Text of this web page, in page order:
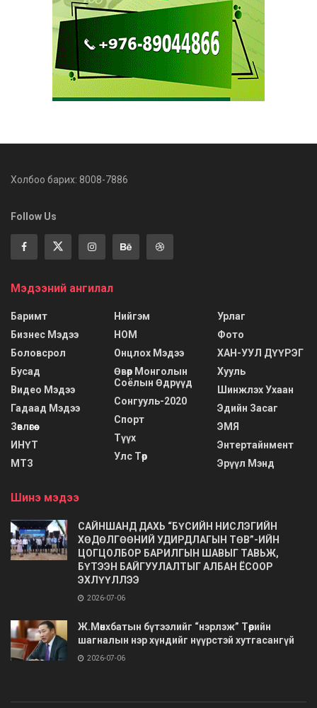
Холбоо барих: 8008-7886
Follow Us
Мэдээний ангилал
Баримт
Бизнес Мэдээ
Боловсрол
Бусад
Видео Мэдээ
Гадаад Мэдээ
Зөвлөгөө
ИНҮТ
МТЗ
Нийгэм
НОМ
Онцлох Мэдээ
Өвөр Монголын
Соёлын Өдрүүд
Сонгууль-2020
Спорт
Түүх
Улс Төр
Урлаг
Фото
ХАН-УУЛ ДҮҮРЭГ
Хууль
Шинжлэх Ухаан
Эдийн Засаг
ЭМЯ
Энтертайнмент
Эрүүл Мэнд
Шинэ мэдээ
САЙНШАНД ДАХЬ “БҮСИЙН НИСЛЭГИЙН
ХӨДӨЛГӨӨНИЙ УДИРДЛАГЫН ТӨВ”-ИЙН
ЦОГЦОЛБОР БАРИЛГЫН ШАВЫГ ТАВЬЖ,
БҮТЭЭН БАЙГУУЛАЛТЫГ АЛБАН ЁСООР
ЭХЛҮҮЛЛЭЭ
2026-07-06
Ж.Мөнхбатын бүтээлийг “нэрлэж” Төрийн
шагналын нэр хүндийг нүүрстэй хутгасангүй
2026-07-06